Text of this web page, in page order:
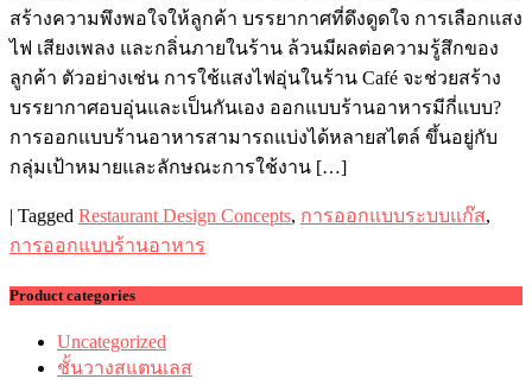
สร้างความพึงพอใจให้ลูกค้า บรรยากาศที่ดึงดูดใจ การเลือกแสง
ไฟ เสียงเพลง และกลิ่นภายในร้าน ล้วนมีผลต่อความรู้สึกของ
ลูกค้า ตัวอย่างเช่น การใช้แสงไฟอุ่นในร้าน Café จะช่วยสร้าง
บรรยากาศอบอุ่นและเป็นกันเอง ออกแบบร้านอาหารมีกี่แบบ?
การออกแบบร้านอาหารสามารถแบ่งได้หลายสไตล์ ขึ้นอยู่กับ
กลุ่มเป้าหมายและลักษณะการใช้งาน […]
| Tagged Restaurant Design Concepts, การออกแบบระบบแก๊ส,
การออกแบบร้านอาหาร
Product categories
Uncategorized
ชั้นวางสแตนเลส